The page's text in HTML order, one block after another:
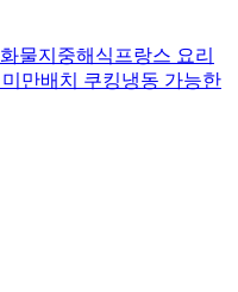
물지중해식 프랑스 요리
미만배치 쿠킹냉동 가능한